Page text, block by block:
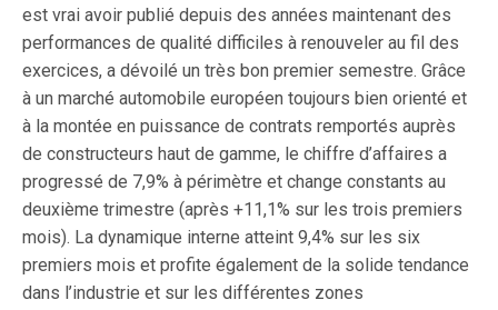
est vrai avoir publié depuis des années maintenant des
performances de qualité difficiles à renouveler au fil des
exercices, a dévoilé un très bon premier semestre. Grâce
à un marché automobile européen toujours bien orienté et
à la montée en puissance de contrats remportés auprès
de constructeurs haut de gamme, le chiffre d’affaires a
progressé de 7,9% à périmètre et change constants au
deuxième trimestre (après +11,1% sur les trois premiers
mois). La dynamique interne atteint 9,4% sur les six
premiers mois et profite également de la solide tendance
dans l’industrie et sur les différentes zones